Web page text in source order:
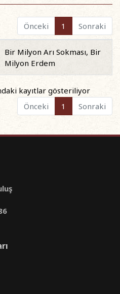
Önceki 1 Sonraki
Bir Milyon Arı Sokması, Bir
Milyon Erdem
kayıtlar gösteriliyor
Önceki
1 Sonraki